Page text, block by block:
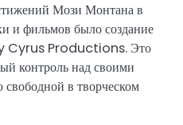
Мози Монтана в
и фильмов было создание
Cyrus Productions. Это
контроль над своими
в творческом